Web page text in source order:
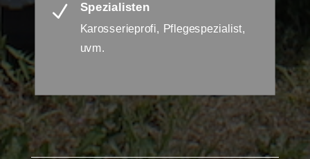
N Spezialisten
Karosserieprofi, Pflegespezialist,
uvm.